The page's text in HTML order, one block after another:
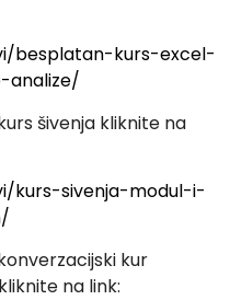
besplatan-kurs-excel-
analize/
šivenja kliknite na
kurs-sivenja-modul-i-
kur
na link: